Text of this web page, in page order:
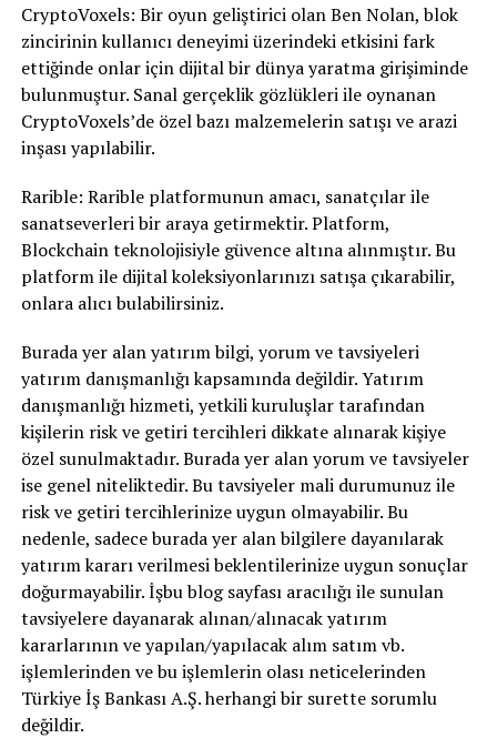
CryptoVoxels: Bir oyun geliştirici olan Ben Nolan, blok
zincirinin kullanıcı deneyimi üzerindeki etkisini fark
ettiğinde onlar için dijital bir dünya yaratma girişiminde
bulunmuştur. Sanal gerçeklik gözlükleri ile oynanan
CryptoVoxels’de özel bazı malzemelerin satışı ve arazi
inşası yapılabilir.
​Rarible: Rarible platformunun amacı, sanatçılar ile
sanatseverleri bir araya getirmektir. Platform,
Blockchain teknolojisiyle güvence altına alınmıştır. Bu
platform ile dijital koleksiyonlarınızı satışa çıkarabilir,
onlara alıcı bulabilirsiniz.
Burada yer alan yatırım bilgi, yorum ve tavsiyeleri
yatırım danışmanlığı kapsamında değildir. Yatırım
danışmanlığı hizmeti, yetkili kuruluşlar tarafından
kişilerin risk ve getiri tercihleri dikkate alınarak kişiye
özel sunulmaktadır. Burada yer alan yorum ve tavsiyeler
ise genel niteliktedir. Bu tavsiyeler mali durumunuz ile
risk ve getiri tercihlerinize uygun olmayabilir. Bu
nedenle, sadece burada yer alan bilgilere dayanılarak
yatırım kararı verilmesi beklentilerinize uygun sonuçlar
doğurmayabilir. İşbu blog sayfası aracılığı ile sunulan
tavsiyelere dayanarak alınan/alınacak yatırım
kararlarının ve yapılan/yapılacak alım satım vb.
işlemlerinden ve bu işlemlerin olası neticelerinden
Türkiye İş Bankası A.Ş. herhangi bir surette sorumlu
değildir.​​